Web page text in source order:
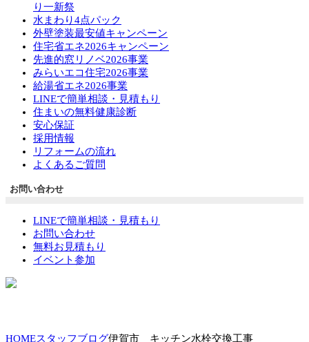
り一新祭
水まわり4点パック
外壁塗装最安値キャンペーン
住宅省エネ2026キャンペーン
先進的窓リノベ2026事業
みらいエコ住宅2026事業
給湯省エネ2026事業
LINEで簡単相談・見積もり
住まいの無料健康診断
安心保証
採用情報
リフォームの流れ
よくあるご質問
お問い合わせ
LINEで簡単相談・見積もり
お問い合わせ
無料お見積もり
イベント参加
HOMEスタッフブログ伊賀市 キッチン水栓交換工事